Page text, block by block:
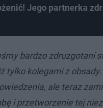
Jego partnerka
bardzo zdruzgotani
tylko kolegami z
ale teraz
i przetworzenie tej